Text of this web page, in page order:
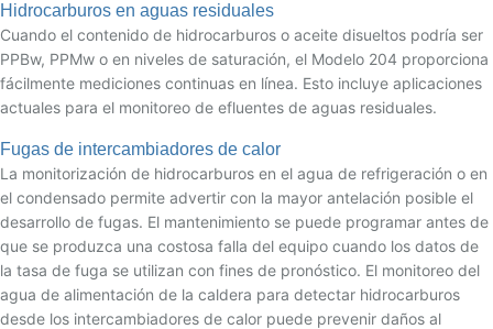
Hidrocarburos en aguas residuales
Cuando el contenido de hidrocarburos o aceite disueltos podría ser
PPBw, PPMw o en niveles de saturación, el Modelo 204 proporciona
fácilmente mediciones continuas en línea. Esto incluye aplicaciones
actuales para el monitoreo de efluentes de aguas residuales.
Fugas de intercambiadores de calor
La monitorización de hidrocarburos en el agua de refrigeración o en
el condensado permite advertir con la mayor antelación posible el
desarrollo de fugas. El mantenimiento se puede programar antes de
que se produzca una costosa falla del equipo cuando los datos de
la tasa de fuga se utilizan con fines de pronóstico. El monitoreo del
agua de alimentación de la caldera para detectar hidrocarburos
desde los intercambiadores de calor puede prevenir daños al